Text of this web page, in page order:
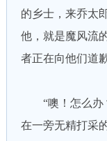
的乡士，来乔太
他，就是魔风流
者正在向他们道
“噢！怎么办
在一旁无精打采